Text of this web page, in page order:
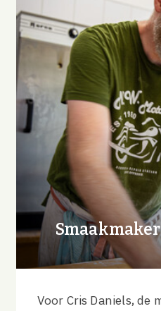
Voor Cris Daniels, de